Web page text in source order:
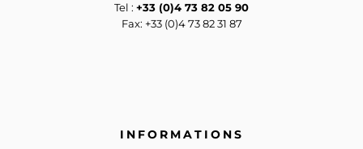
Tel : +33 (0)4 73 82 05 90
Fax: +33 (0)4 73 82 31 87
INFORMATIONS